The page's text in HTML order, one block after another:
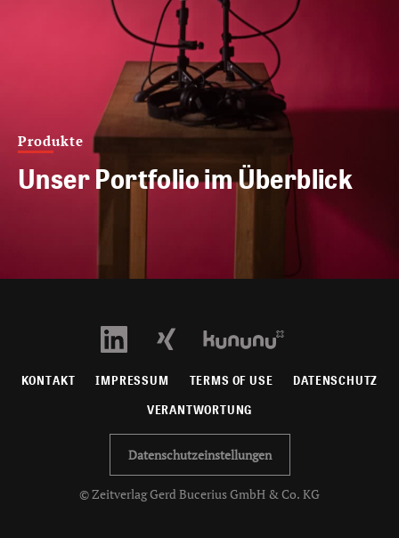
Produkte
Unser Portfolio im Überblick
KONTAKT IMPRESSUM TERMS OF USE DATENSCHUTZ
VERANTWORTUNG
Datenschutzeinstellungen
© Zeitverlag Gerd Bucerius GmbH & Co. KG